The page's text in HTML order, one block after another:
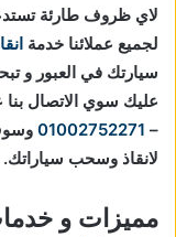
لاي ظروف طارئة
لجميع عملائنا خدمة
سيارتك في العبور و
عليك سوي الاتصال
–
01002752271
لانقاذ وسحب سياراتك.
مميزات و